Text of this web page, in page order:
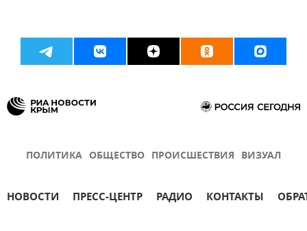
ПОЛИТИКА ОБЩЕСТВО ПРОИСШЕСТВИЯ ВИЗУАЛ
НОВОСТИ ПРЕСС-ЦЕНТР РАДИО КОНТАКТЫ